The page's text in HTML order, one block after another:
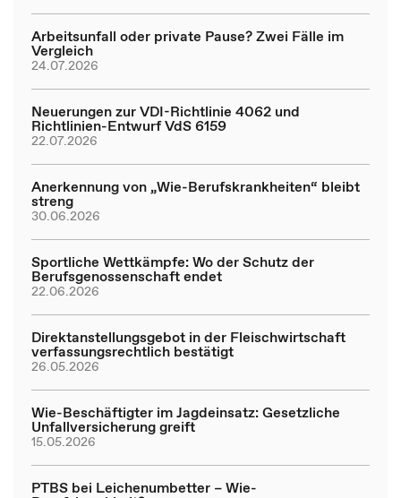
Arbeitsunfall oder private Pause? Zwei Fälle im
Vergleich
24.07.2026
Neuerungen zur VDI-Richtlinie 4062 und
Richtlinien-Entwurf VdS 6159
22.07.2026
Anerkennung von „Wie-Berufskrankheiten“ bleibt
streng
30.06.2026
Sportliche Wettkämpfe: Wo der Schutz der
Berufsgenossenschaft endet
22.06.2026
Direktanstellungsgebot in der Fleischwirtschaft
verfassungsrechtlich bestätigt
26.05.2026
Wie-Beschäftigter im Jagdeinsatz: Gesetzliche
Unfallversicherung greift
15.05.2026
PTBS bei Leichenumbetter – Wie-